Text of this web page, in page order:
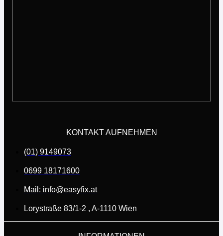
KONTAKT AUFNEHMEN
(01) 9149073
0699 18171600
Mail: info@easyfix.at
Lorystraße 83/1-2 , A-1110 Wien